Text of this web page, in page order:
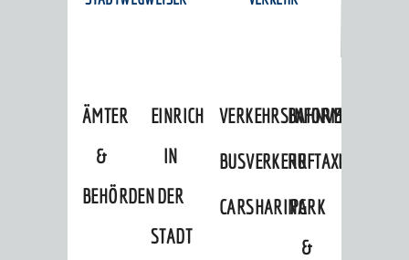
ÄMTER
&
BEHÖRDEN
EINRICHTUNGEN
IN
DER
STADT
VERKEHRSINFORMATIONEN
BAHNVERKEHR
BUSVERKEHRRUFTAXI
CARSHARINGPARK
&